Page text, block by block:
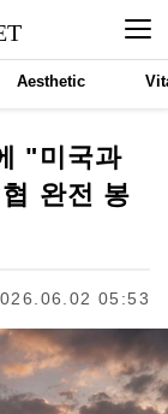
Aesthetic
"미국과
완전 봉
05:53